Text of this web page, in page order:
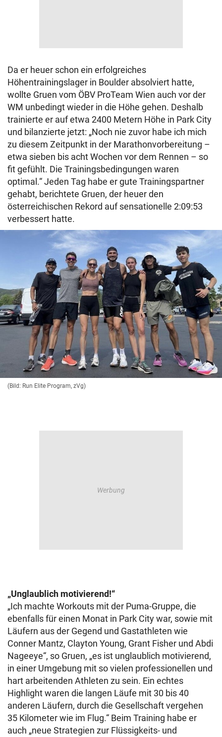
Da er heuer schon ein erfolgreiches
Höhentrainingslager in Boulder absolviert hatte,
wollte Gruen vom ÖBV ProTeam Wien auch vor der
WM unbedingt wieder in die Höhe gehen. Deshalb
trainierte er auf etwa 2400 Metern Höhe in Park City
und bilanzierte jetzt: „Noch nie zuvor habe ich mich
zu diesem Zeitpunkt in der Marathonvorbereitung –
etwa sieben bis acht Wochen vor dem Rennen – so
fit gefühlt. Die Trainingsbedingungen waren
optimal.“ Jeden Tag habe er gute Trainingspartner
gehabt, berichtete Gruen, der heuer den
österreichischen Rekord auf sensationelle 2:09:53
verbessert hatte.
(Bild: Run Elite Program, zVg)
„Unglaublich motivierend!“
„Ich machte Workouts mit der Puma-Gruppe, die
ebenfalls für einen Monat in Park City war, sowie mit
Läufern aus der Gegend und Gastathleten wie
Conner Mantz, Clayton Young, Grant Fisher und Abdi
Nageeye“, so Gruen, „es ist unglaublich motivierend,
in einer Umgebung mit so vielen professionellen und
hart arbeitenden Athleten zu sein. Ein echtes
Highlight waren die langen Läufe mit 30 bis 40
anderen Läufern, durch die Gesellschaft vergehen
35 Kilometer wie im Flug.“ Beim Training habe er
auch „neue Strategien zur Flüssigkeits- und